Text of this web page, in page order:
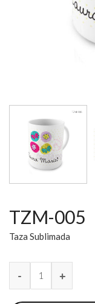
TZM-005
Taza Sublimada